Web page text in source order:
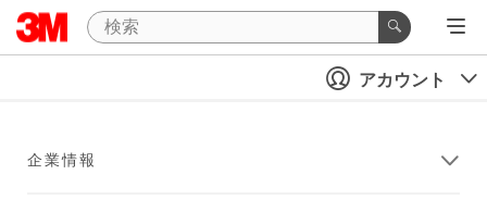
アカウント
企業情報